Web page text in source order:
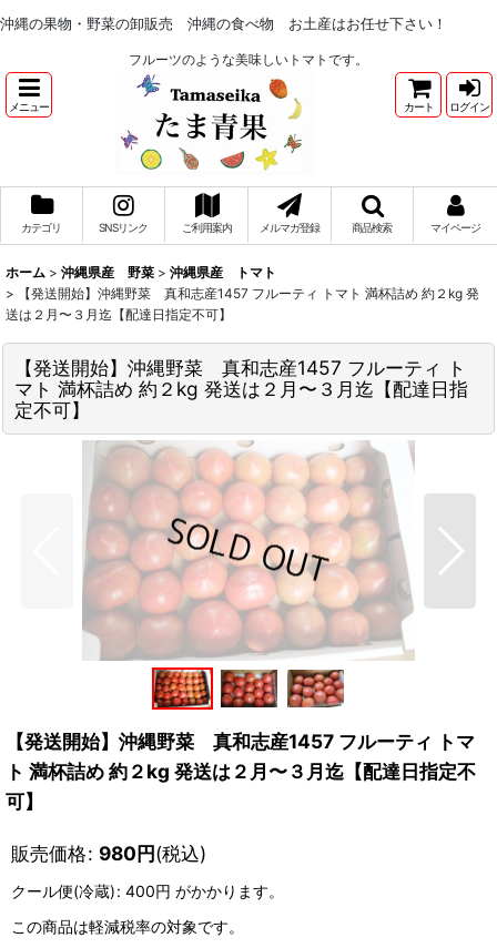
沖縄の果物・野菜の卸販売 沖縄の食べ物 お土産はお任せ下さい！
フルーツのような美味しいトマトです。
メニュー カート ログイン
カテゴリ SNSリンク ご利用案内 メルマガ登録 商品検索 マイページ
ホーム > 沖縄県産 野菜 > 沖縄県産 トマト
>
【発送開始】沖縄野菜 真和志産1457 フルーティ トマト 満杯詰め 約２kg 発
送は２月〜３月迄【配達日指定不可】
【発送開始】沖縄野菜 真和志産1457 フルーティ ト
マト 満杯詰め 約２kg 発送は２月〜３月迄【配達日指
定不可】
【発送開始】沖縄野菜 真和志産1457 フルーティ トマ
ト 満杯詰め 約２kg 発送は２月〜３月迄【配達日指定不
可】
販売価格: 980円(税込)
クール便(冷蔵): 400円 がかかります。
この商品は軽減税率の対象です。